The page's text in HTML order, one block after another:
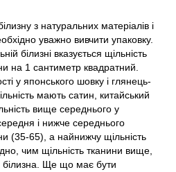
з натуральних матеріалів і
уважно вивчити упаковку.
білизні вказується щільність
на 1 сантиметр квадратний.
у японського шовку і глянець-
мають сатин, китайський
вище середнього у
і нижче середнього
(35-65), а найнижчу щільність
чим щільність тканини вище,
білизна. Ще що має бути